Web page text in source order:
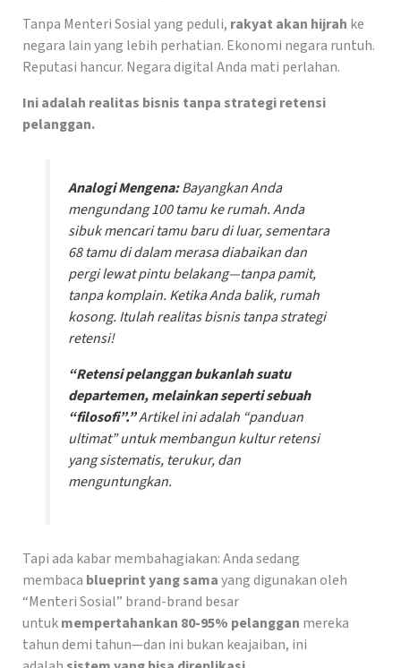
Tanpa Menteri Sosial yang peduli, rakyat akan hijrah ke
negara lain yang lebih perhatian. Ekonomi negara runtuh.
Reputasi hancur. Negara digital Anda mati perlahan.
Ini adalah realitas bisnis tanpa strategi retensi
pelanggan.
Analogi Mengena:Bayangkan Anda
mengundang 100 tamu ke rumah. Anda
sibuk mencari tamu baru di luar, sementara
68 tamu di dalam merasa diabaikan dan
pergi lewat pintu belakang—tanpa pamit,
tanpa komplain. Ketika Anda balik, rumah
kosong. Itulah realitas bisnis tanpa strategi
retensi!
“Retensi pelanggan bukanlah suatu
departemen, melainkan seperti sebuah
“filosofi”.”Artikel ini adalah “panduan
ultimat” untuk membangun kultur retensi
yang sistematis, terukur, dan
menguntungkan.
Tapi ada kabar membahagiakan: Anda sedang
membaca blueprint yang samayang digunakan oleh
“Menteri Sosial” brand-brand besar
untukmempertahankan 80-95% pelanggan mereka
tahun demi tahun—dan ini bukan keajaiban, ini